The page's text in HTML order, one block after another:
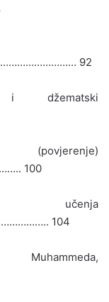
92
džematski
100
104